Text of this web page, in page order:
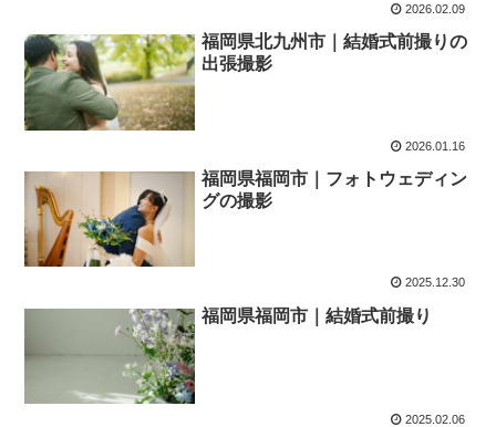
2026.02.09
福岡県北九州市｜結婚式前撮りの
出張撮影
2026.01.16
福岡県福岡市｜フォトウェディン
グの撮影
2025.12.30
福岡県福岡市｜結婚式前撮り
2025.02.06